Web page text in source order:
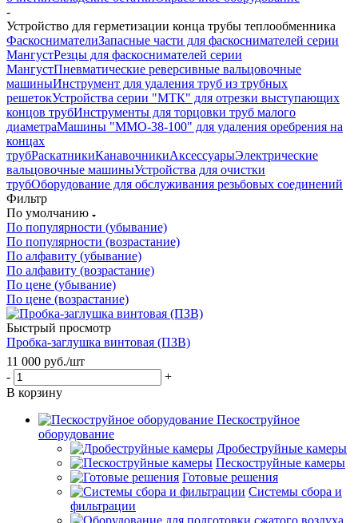
-
Устройство для герметизации конца трубы теплообменника
ФаскоснимателиЗапасные части для фаскоснимателей серии
МангустРезцы для фаскоснимателей серии
МангустПневматические реверсивные вальцовочные
машиныИнструмент для удаления труб из трубных
решетокУстройства серии "МТК" для отрезки выступающих
концов трубИнструменты для торцовки труб малого
диаметраМашины "ММО-38-100" для удаления оребрения на
концах
трубРаскатникиКанавочникиАксессуарыЭлектрические
вальцовочные машиныУстройства для очистки
трубОборудование для обслуживания резьбовых соединений
Фильтр
По умолчанию
По популярности (убывание)
По популярности (возрастание)
По алфавиту (убывание)
По алфавиту (возрастание)
По цене (убывание)
По цене (возрастание)
Быстрый просмотр
Пробка-заглушка винтовая (ПЗВ)
11 000 руб./шт
-
+
В корзину
Пескоструйное
оборудование
Дробеструйные камеры
Пескоструйные камеры
Готовые решения
Системы сбора и
фильтрации